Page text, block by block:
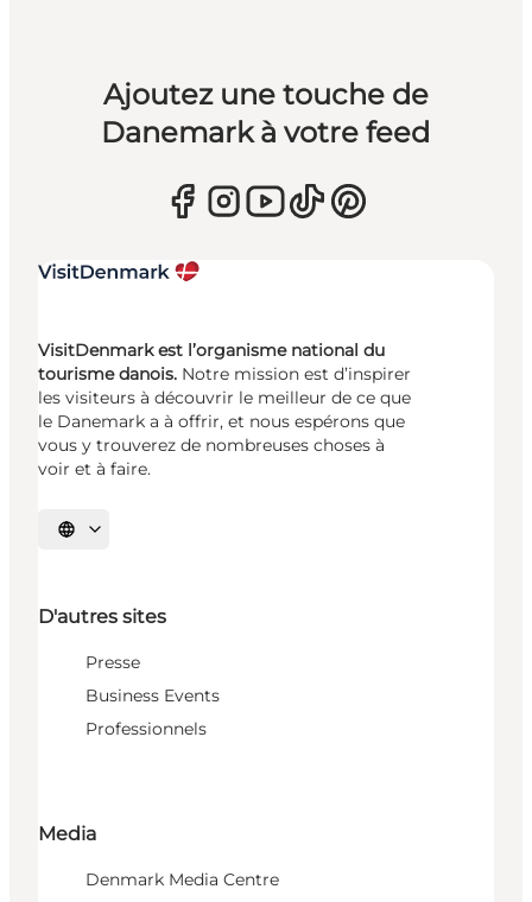
Ajoutez une touche de
Danemark à votre feed
VisitDenmark est l’organisme national du
tourisme danois. Notre mission est d’inspirer
les visiteurs à découvrir le meilleur de ce que
le Danemark a à offrir, et nous espérons que
vous y trouverez de nombreuses choses à
voir et à faire.
Choisissez la langue
D'autres sites
Presse
Business Events
Professionnels
Media
Denmark Media Centre